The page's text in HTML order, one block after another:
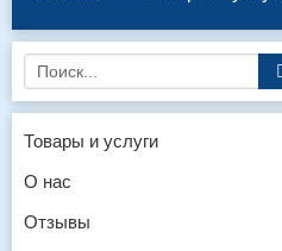
Товары и услуги
О нас
Отзывы